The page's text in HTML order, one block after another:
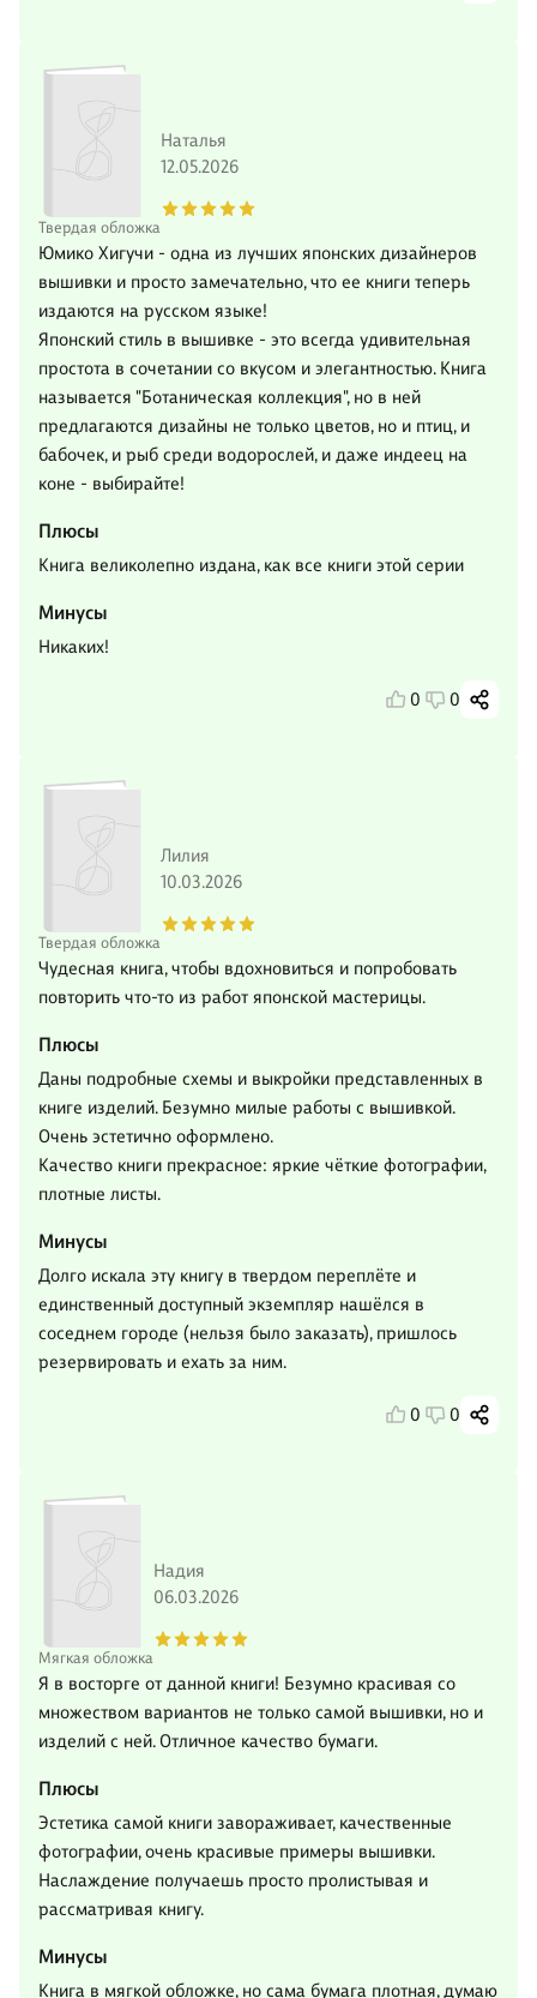
Твердая обложка
Наталья
12.05.2026
Юмико Хигучи - одна из лучших японских дизайнеров
вышивки и просто замечательно, что ее книги теперь
издаются на русском языке!
Японский стиль в вышивке - это всегда удивительная
простота в сочетании со вкусом и элегантностью. Книга
называется "Ботаническая коллекция", но в ней
предлагаются дизайны не только цветов, но и птиц, и
бабочек, и рыб среди водорослей, и даже индеец на
коне - выбирайте!
Плюсы
Книга великолепно издана, как все книги этой серии
Минусы
Никаких!
0 0
Твердая обложка
Лилия
10.03.2026
Чудесная книга, чтобы вдохновиться и попробовать
повторить что-то из работ японской мастерицы.
Плюсы
Даны подробные схемы и выкройки представленных в
книге изделий. Безумно милые работы с вышивкой.
Очень эстетично оформлено.
Качество книги прекрасное: яркие чёткие фотографии,
плотные листы.
Минусы
Долго искала эту книгу в твердом переплёте и
единственный доступный экземпляр нашёлся в
соседнем городе (нельзя было заказать), пришлось
резервировать и ехать за ним.
0 0
Мягкая обложка
Надия
06.03.2026
Я в восторге от данной книги! Безумно красивая со
множеством вариантов не только самой вышивки, но и
изделий с ней. Отличное качество бумаги.
Плюсы
Эстетика самой книги завораживает, качественные
фотографии, очень красивые примеры вышивки.
Наслаждение получаешь просто пролистывая и
рассматривая книгу.
Минусы
Книга в мягкой обложке, но сама бумага плотная, думаю